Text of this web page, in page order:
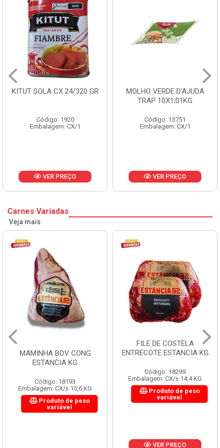
KITUT SOLA CX 24/320 GR
Código: 1920
Embalagem: CX/1
VER PREÇO
MOLHO VERDE D'AJUDA
TRAP 10X1,01KG
Código: 13751
Embalagem: CX/1
VER PREÇO
Carnes Variadas
Veja mais
MAMINHA BOV CONG
ESTANCIA KG
Código: 18193
Embalagem: CX/± 15,6 KG
Produto de peso
variável
FILE DE COSTELA
ENTRECOTE ESTANCIA KG
Código: 18299
Embalagem: CX/± 14,4 KG
Produto de peso
variável
VER PREÇO